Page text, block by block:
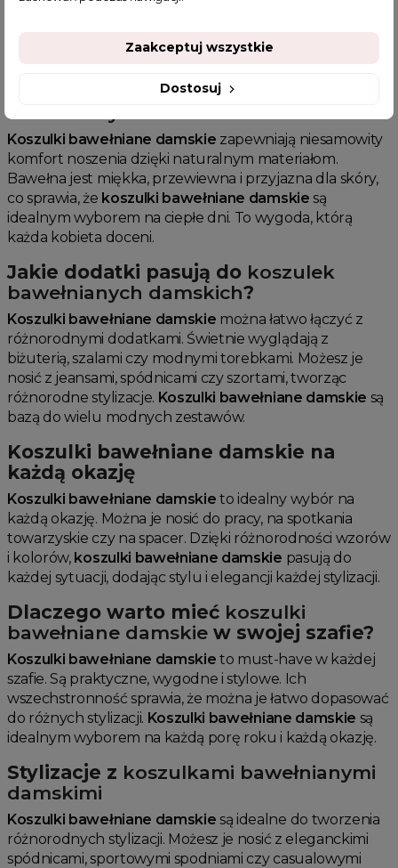
są niezastąpione na co dzień i na
Komfort noszeniakoszulek
bawełnianych damskich
Koszulki bawełniane damskie zapewniają niesamowity
komfort noszenia dzięki naturalnym materiałom.
Bawełna jest miękka, przewiewna i przyjazna dla skóry,
co sprawia, że koszulki bawełniane damskie są
idealnym wyborem na ciepłe dni. To wygoda, którą
każda kobieta doceni.
Jakie dodatki pasują do koszulek
bawełnianych damskich?
Koszulki bawełniane damskie można łatwo łączyć z
różnorodnymi dodatkami. Świetnie wyglądają z
biżuterią, szalami czy modnymi torebkami. Możesz je
nosić z jeansami, spódnicami czy szortami, tworząc
różnorodne stylizacje. Koszulki bawełniane damskie są
bazą do wielu modnych zestawów.
Koszulki bawełniane damskie na
każdą okazję
Koszulki bawełniane damskie to idealny wybór na
każdą okazję. Można je nosić do pracy, na spotkania
towarzyskie czy na spacer. Dzięki różnorodności wzorów
i kolorów, koszulki bawełniane damskie pasują do
każdej sytuacji, dodając stylu i elegancji każdej stylizacji.
Dlaczego warto mieć koszulki
bawełniane damskie w swojej szafie?
Koszulki bawełniane damskie to must-have w każdej
szafie. Są praktyczne, wygodne i stylowe. Ich
wszechstronność sprawia, że można je łatwo dopasować
do różnych stylizacji. Koszulki bawełniane damskie są
idealnym wyborem na każdą porę roku i każdą okazję.
Stylizacje z koszulkami bawełnianymi
damskimi
Koszulki bawełniane damskie są idealne do tworzenia
różnorodnych stylizacji. Możesz je nosić z eleganckimi
spódnicami, sportowymi spodniami czy casualowymi
Dostosuj
Zaakceptuj wszystkie